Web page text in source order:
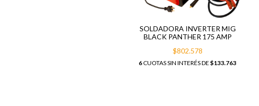
SOLDADORA INVERTER MIG
BLACK PANTHER 175 AMP
$802.578
6CUOTAS SIN INTERÉS DE$133.763